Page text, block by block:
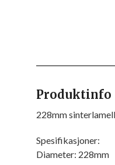
Produktinfo
228mm
Spesifikasjoner:
Diameter: 228mm